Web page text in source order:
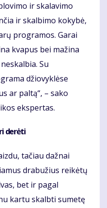
ir skalavimo
ir skalbimo kokybė,
programos. Garai
kvapus bei mažina
Su
džiovyklėse
ar paltą“, – sako
ekspertas.
derėti
tačiau dažnai
drabužius reikėtų
bet ir pagal
kartu skalbti sumetę